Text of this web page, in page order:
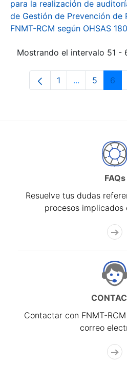
para la realización de
de Gestión de Prevención de
FNMT-RCM según OHSAS
Mostrando el intervalo 51 -
Página
1 ...Páginas
Página
5 6
FAQs
Resuelve tus dudas
procesos implicados
Contactar con FNMT-
correo